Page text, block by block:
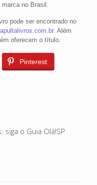
no Brasil.
pode ser encontrado no
. Além
oferecem o título.
Pinterest
o Guia Olá!SP